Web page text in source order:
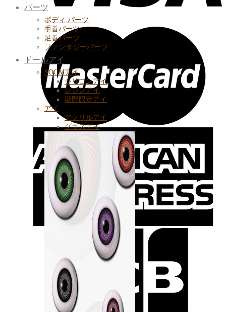
パーツ
ボディ パーツ
手首パーツ
足首パーツ
ファンタジーパーツ
ドールアイ
SOOMアイ
シリコンアイ
レジンアイ
期間限定アイ
アイ
アクリルアイ
グラスアイ